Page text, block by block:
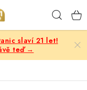
slaví 21 let!
teď →